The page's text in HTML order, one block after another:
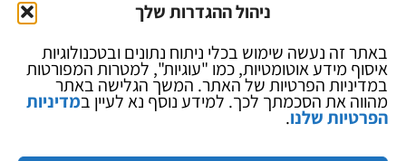
ניהול ההגדרות שלך
באתר זה נעשה שימוש בכלי ניתוח נתונים ובטכנולוגיות
איסוף מידע אוטומטיות, כמו "עוגיות", למטרות המפורטות
במדיניות הפרטיות של האתר. המשך הגלישה באתר
מהווה את הסכמתך לכך. למידע נוסף נא לעיין במדיניות
הפרטיות שלנו.
בלוג
מוצרי הלחמה
ספקי כח ומודדים
ציוד אופטי להגדלה